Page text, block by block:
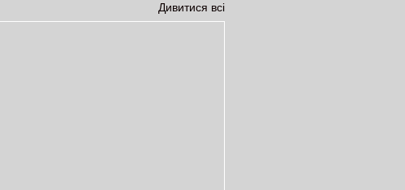
Дивитися всі